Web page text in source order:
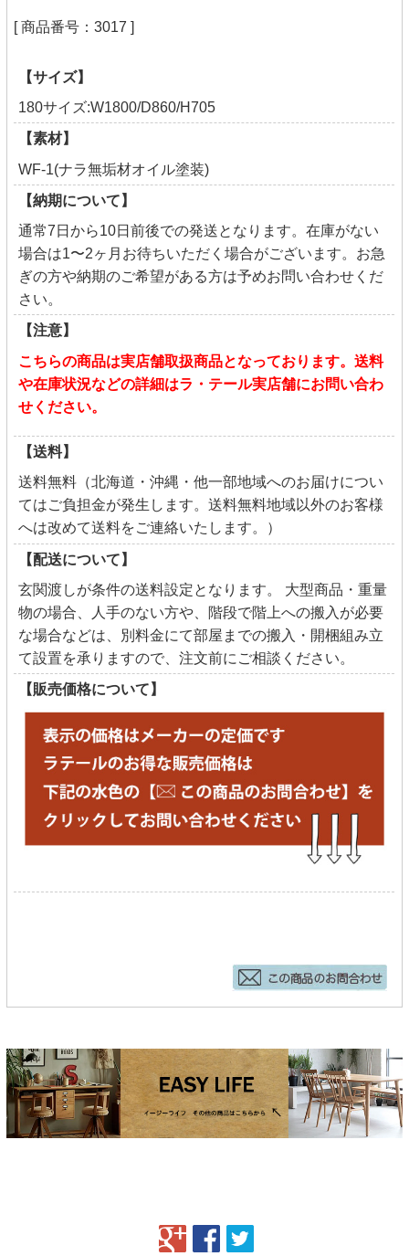
[ 商品番号：3017 ]
【サイズ】
180サイズ:W1800/D860/H705
【素材】
WF-1(ナラ無垢材オイル塗装)
【納期について】
通常7日から10日前後での発送となります。在庫がない
場合は1〜2ヶ月お待ちいただく場合がございます。お急
ぎの方や納期のご希望がある方は予めお問い合わせくだ
さい。
【注意】
こちらの商品は実店舗取扱商品となっております。送料
や在庫状況などの詳細はラ・テール実店舗にお問い合わ
せください。
【送料】
送料無料（北海道・沖縄・他一部地域へのお届けについ
てはご負担金が発生します。送料無料地域以外のお客様
へは改めて送料をご連絡いたします。）
【配送について】
玄関渡しが条件の送料設定となります。 大型商品・重量
物の場合、人手のない方や、階段で階上への搬入が必要
な場合などは、別料金にて部屋までの搬入・開梱組み立
て設置を承りますので、注文前にご相談ください。
【販売価格について】